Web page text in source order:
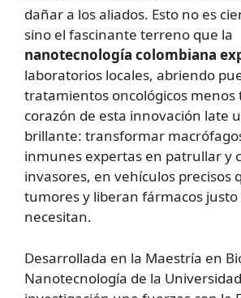
dañar a los aliados. Esto no es
sino el fascinante terreno que la
nanotecnología colombiana
laboratorios locales, abriendo
tratamientos oncológicos menos
corazón de esta innovación late
brillante: transformar
inmunes expertas en patrullar y
invasores, en vehículos precisos
tumores y liberan fármacos justo
necesitan.
Desarrollada en la Maestría en
Nanotecnología de la